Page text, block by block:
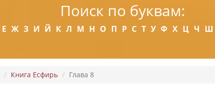
Поиск по буквам:
Е Ж З И Й К Л М Н О П Р С Т У Ф Х Ц Ч Ш
Книга Есфирь Глава 8